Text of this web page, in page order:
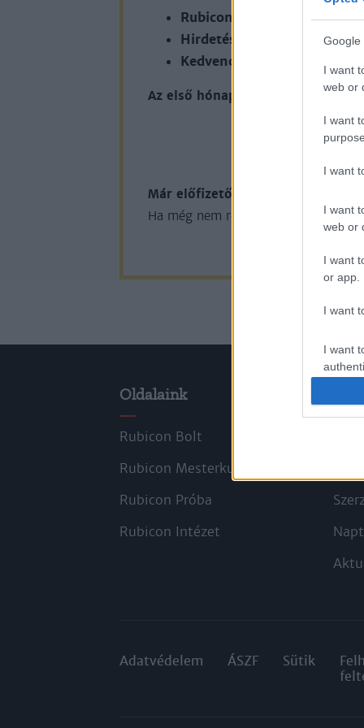
Google
I want
web or
I want
I want
I want
web or
I want
or app.
I want
I want
Rubicon Online rovatok
Hirdetésmentes olvasó
Kedvenc cikkek elmentése,
Az első hónap csak 200 Ft-ba
Már előfizetőnk?
Ha még nem rendelkezik
Oldalaink
Rubicon Bolt
Rubicon Mesterkurzus
Rubicon Próba
Rubicon Intézet
Adatvédelem ÁSZF Sütik